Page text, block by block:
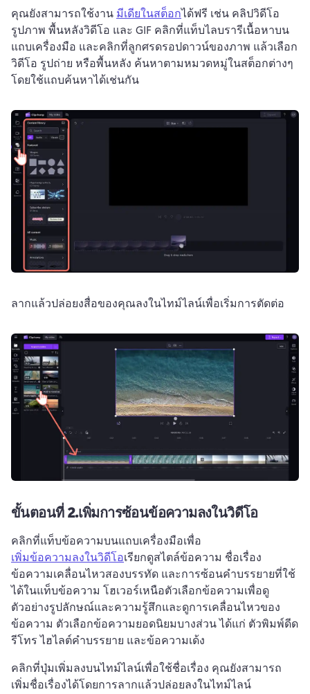
คุณยังสามารถใช้งาน มีเดียในสต็อกได้ฟรี เช่น คลิปวิดีโอ
รูปภาพ พื้นหลังวิดีโอ และ GIF คลิกที่แท็บไลบรารีเนื้อหาบน
แถบเครื่องมือ และคลิกที่ลูกศรดรอปดาวน์ของภาพ แล้วเลือก
วิดีโอ รูปถ่าย หรือพื้นหลัง ค้นหาตามหมวดหมู่ในสต็อกต่างๆ
โดยใช้แถบค้นหาได้เช่นกัน
ลากแล้วปล่อยงสื่อของคุณลงในไทม์ไลน์เพื่อเริ่มการตัดต่อ
ขั้นตอนที่ 2.เพิ่มการซ้อนข้อความลงในวิดีโอ
คลิกที่แท็บข้อความบนแถบเครื่องมือเพื่อ
เพิ่มข้อความลงในวิดีโอเรียกดูสไตล์ข้อความ ชื่อเรื่อง
ข้อความเคลื่อนไหวสองบรรทัด และการซ้อนคำบรรยายที่ใช้
ได้ในแท็บข้อความ โฮเวอร์เหนือตัวเลือกข้อความเพื่อดู
ตัวอย่างรูปลักษณ์และความรู้สึกและดูการเคลื่อนไหวของ
ข้อความ ตัวเลือกข้อความยอดนิยมบางส่วน ได้แก่ ตัวพิมพ์ดีด
รีโทร ไฮไลต์คำบรรยาย และข้อความเด้ง
คลิกที่ปุ่มเพิ่มลงบนไทม์ไลน์เพื่อใช้ชื่อเรื่อง คุณยังสามารถ
เพิ่มชื่อเรื่องได้โดยการลากแล้วปล่อยลงในไทม์ไลน์